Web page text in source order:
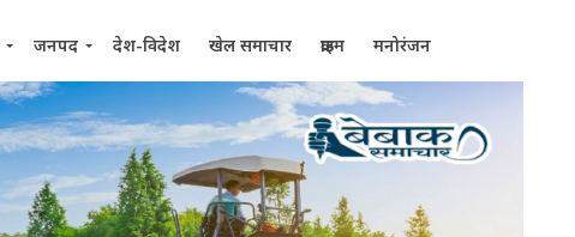
जनपद देश-विदेश खेल समाचार क्राइम मनोरंजन